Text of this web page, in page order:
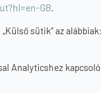
GB.
sütik” az alábbiak:
Analyticshez